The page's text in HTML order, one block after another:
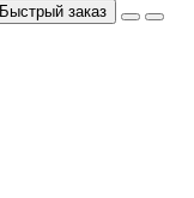
Быстрый заказ